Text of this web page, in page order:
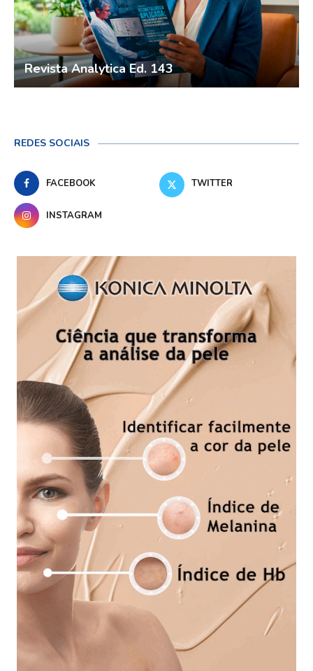
Revista Analytica Ed. 143
REDES SOCIAIS
FACEBOOK TWITTER
INSTAGRAM